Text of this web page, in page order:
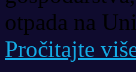
otpada na
Pročitajte